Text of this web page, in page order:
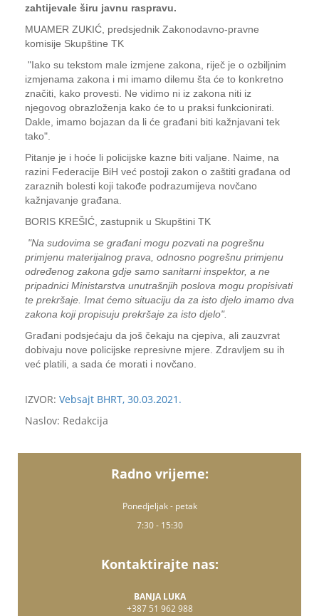
zahtijevale širu javnu raspravu.
MUAMER ZUKIĆ, predsjednik Zakonodavno-pravne
komisije Skupštine TK
"Iako su tekstom male izmjene zakona, riječ je o ozbiljnim
izmjenama zakona i mi imamo dilemu šta će to konkretno
značiti, kako provesti. Ne vidimo ni iz zakona niti iz
njegovog obrazloženja kako će to u praksi funkcionirati.
Dakle, imamo bojazan da li će građani biti kažnjavani tek
tako".
Pitanje je i hoće li policijske kazne biti valjane. Naime, na
razini Federacije BiH već postoji zakon o zaštiti građana od
zaraznih bolesti koji takođe podrazumijeva novčano
kažnjavanje građana.
BORIS KREŠIĆ, zastupnik u Skupštini TK
"Na sudovima se građani mogu pozvati na pogrešnu
primjenu materijalnog prava, odnosno pogrešnu primjenu
određenog zakona gdje samo sanitarni inspektor, a ne
pripadnici Ministarstva unutrašnjih poslova mogu propisivati
te prekršaje. Imat ćemo situaciju da za isto djelo imamo dva
zakona koji propisuju prekršaje za isto djelo".
Građani podsjećaju da još čekaju na cjepiva, ali zauzvrat
dobivaju nove policijske represivne mjere. Zdravljem su ih
već platili, a sada će morati i novčano.
IZVOR: Vebsajt BHRT, 30.03.2021.
Naslov: Redakcija
Radno vrijeme:
Ponedjeljak - petak
7:30 - 15:30
Kontaktirajte nas:
BANJA LUKA
+387 51 962 988